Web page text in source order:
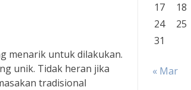
menarik untuk dilakukan.
unik. Tidak heran jika
tradisional
17
18
24
25
31
« Mar